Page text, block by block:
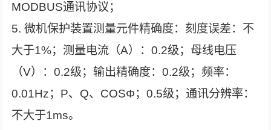
MODBUS通讯协议；
5. 微机保护装置测量元件精确度：刻度误差：不
大于1%；测量电流（A）：0.2级；母线电压
（V）：0.2级；输出精确度：0.2级；频率：
0.01Hz；P、Q、COSΦ；0.5级；通讯分辨率：
不大于1ms。